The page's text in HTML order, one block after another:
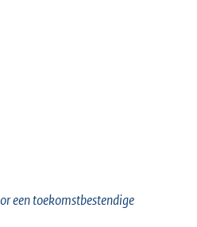
een toekomstbestendige